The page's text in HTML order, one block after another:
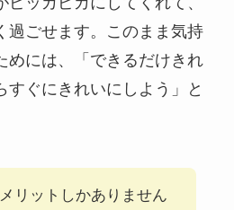
過ごせます。このまま気持
めには、「できるだけきれ
すぐにきれいにしよう」と
リットしかありません